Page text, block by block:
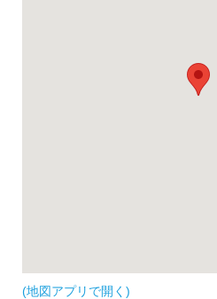
(地図アプリで開く)